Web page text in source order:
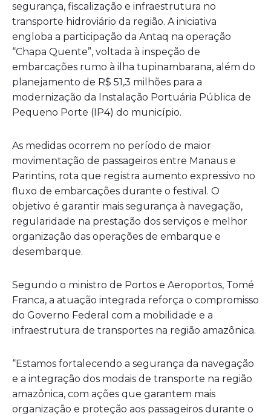
segurança, fiscalização e infraestrutura no
transporte hidroviário da região. A iniciativa
engloba a participação da Antaq na operação
“Chapa Quente”, voltada à inspeção de
embarcações rumo à ilha tupinambarana, além do
planejamento de R$ 51,3 milhões para a
modernização da Instalação Portuária Pública de
Pequeno Porte (IP4) do município.
As medidas ocorrem no período de maior
movimentação de passageiros entre Manaus e
Parintins, rota que registra aumento expressivo no
fluxo de embarcações durante o festival. O
objetivo é garantir mais segurança à navegação,
regularidade na prestação dos serviços e melhor
organização das operações de embarque e
desembarque.
Segundo o ministro de Portos e Aeroportos, Tomé
Franca, a atuação integrada reforça o compromisso
do Governo Federal com a mobilidade e a
infraestrutura de transportes na região amazônica.
“Estamos fortalecendo a segurança da navegação
e a integração dos modais de transporte na região
amazônica, com ações que garantem mais
organização e proteção aos passageiros durante o